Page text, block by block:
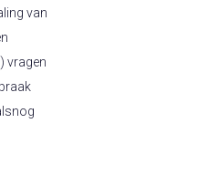
van
vragen